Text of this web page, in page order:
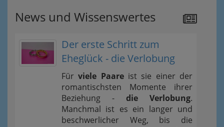
News und Wissenswertes
Der erste Schritt zum
Eheglück - die Verlobung
Fürviele Paareist sie einer der
romantischsten Momente ihrer
Beziehung - die Verlobung.
Manchmal ist es ein langer und
beschwerlicher Weg, bis die